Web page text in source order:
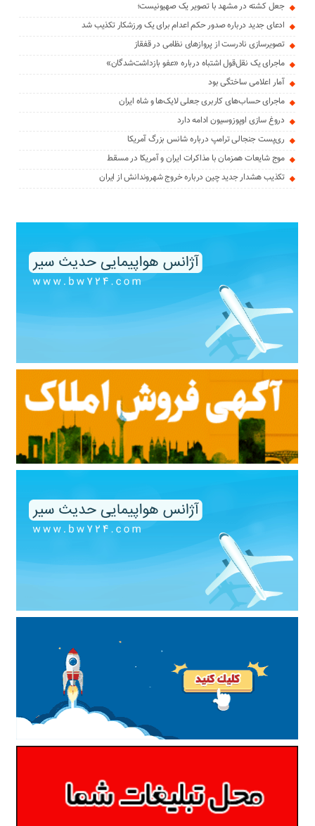
جعل کشته در مشهد با تصویر یک صهیونیست؛
ادعای جدید درباره صدور حکم اعدام برای یک ورزشکار تکذیب شد
تصویرسازی نادرست از پروازهای نظامی در قفقاز
ماجرای یک نقل‌قول اشتباه درباره «عفو بازداشت‌شدگان»
آمار اعلامی ساختگی بود
ماجرای حساب‌های کاربری جعلی لایک‌ها و شاه ایران
دروغ سازی اوپوزوسیون ادامه دارد
ری‌پست جنجالی ترامپ درباره شانس بزرگ آمریکا
موج شایعات همزمان با مذاکرات ایران و آمریکا در مسقط
تکذیب هشدار جدید چین درباره خروج شهروندانش از ایران